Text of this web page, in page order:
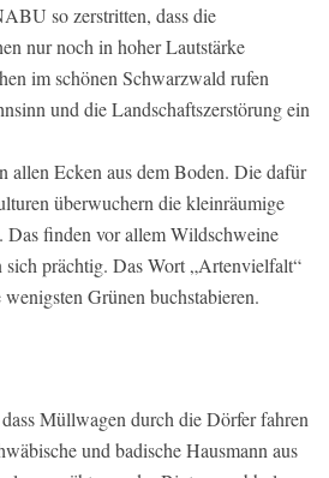
so zerstritten, dass die
nur noch in hoher Lautstärke
im schönen Schwarzwald rufen
und die Landschaftszerstörung ein
allen Ecken aus dem Boden. Die dafür
überwuchern die kleinräumige
Das finden vor allem Wildschweine
sich prächtig. Das Wort „Artenvielfalt“
Grünen buchstabieren.
Müllwagen durch die Dörfer fahren
und badische Hausmann aus